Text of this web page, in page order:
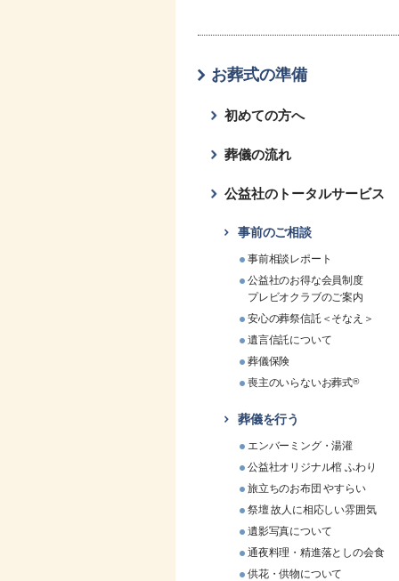
お葬式の準備
初めての方へ
葬儀の流れ
公益社のトータルサービス
事前のご相談
事前相談レポート
公益社のお得な会員制度
プレビオクラブのご案内
安心の葬祭信託＜そなえ＞
遺言信託について
葬儀保険
喪主のいらないお葬式®
葬儀を行う
エンバーミング・湯灌
公益社オリジナル棺 ふわり
旅立ちのお布団 やすらい
祭壇 故人に相応しい雰囲気
遺影写真について
通夜料理・精進落としの会食
供花・供物について